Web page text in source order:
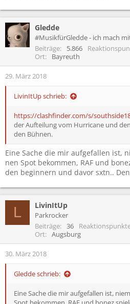
Gledde
#MusikfürGledde - ich mach
Beiträge
5.866
Ort
Bayreuth
29. März 2018
LivinItUp schrieb:
https://clashfinder.com/s/
der Aufteilung vom Hurricane und
den Bühnen.
Eine Sache die mir aufgefallen ist,
nen Spot bekommen, RAF und
den beginnern und davor sxtn..
L LivinItUp
Parkrocker
Beiträge
36
Ort
Augsburg
30. März 2018
Gledde schrieb:
Eine Sache die mir aufgefallen ist,